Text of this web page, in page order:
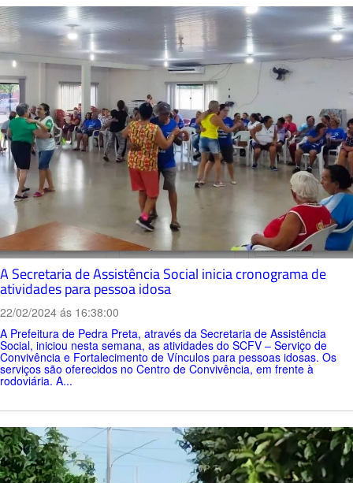
A Secretaria de Assistência Social inicia cronograma de
atividades para pessoa idosa
22/02/2024 ás 16:38:00
A Prefeitura de Pedra Preta, através da Secretaria de Assistência
Social, iniciou nesta semana, as atividades do SCFV – Serviço de
Convivência e Fortalecimento de Vínculos para pessoas idosas. Os
serviços são oferecidos no Centro de Convivência, em frente à
rodoviária. A...